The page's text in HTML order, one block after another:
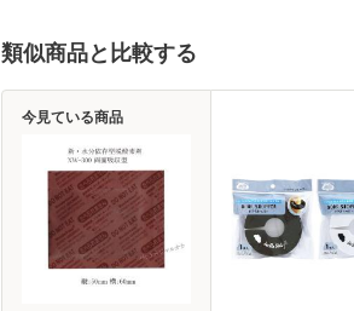
類似商品と比較する
今見ている商品